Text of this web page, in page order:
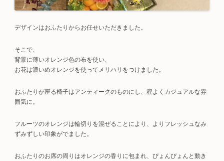
デザインはおふたりからお任せいただきました。
そこで、
背景に薄いオレンジ色の布を使い、
お花は濃いめオレンジを使ってメリハリをつけました。
おふたりが座る椅子はアンティークのものにし、程よくカジュアルな雰
囲気に。
フルーツのオレンジは輪切りを混ぜることにより、よりフレッシュなみ
ずみずしい印象がでました。
おふたりのお席の周りはオレンジの香りに包まれ、ぴょんぴょんと動き